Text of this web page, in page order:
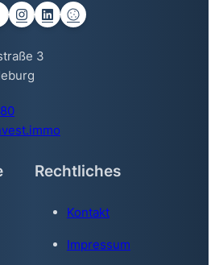
3
Rechtliches
Kontakt
Impressum